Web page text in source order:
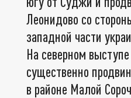
Леонидово со
западной части
На северном
существенно
в районе Малой